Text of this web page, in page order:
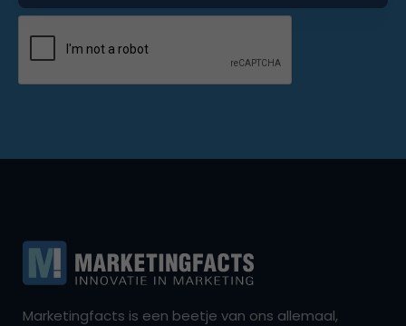
Marketingfacts is een beetje van ons allemaal,